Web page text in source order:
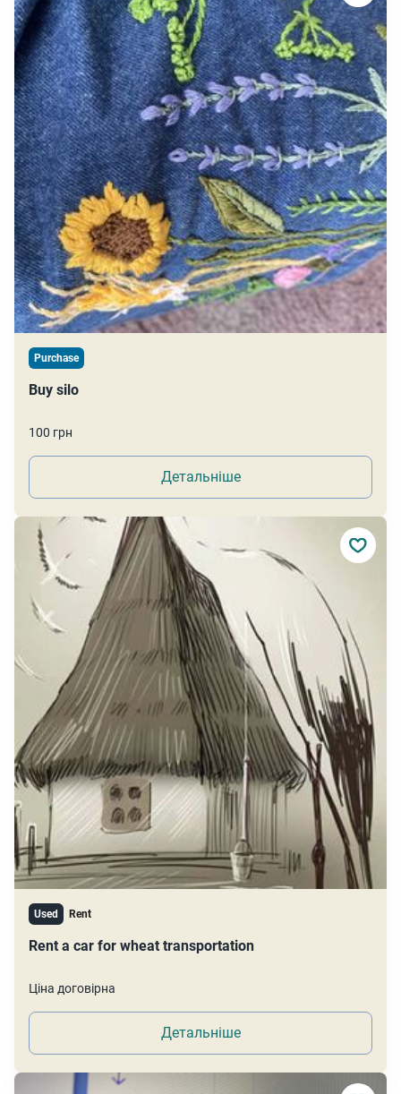
Purchase
Buy silo
100 грн
Детальніше
Used Rent
Rent a car for wheat transportation
Ціна договірна
Детальніше